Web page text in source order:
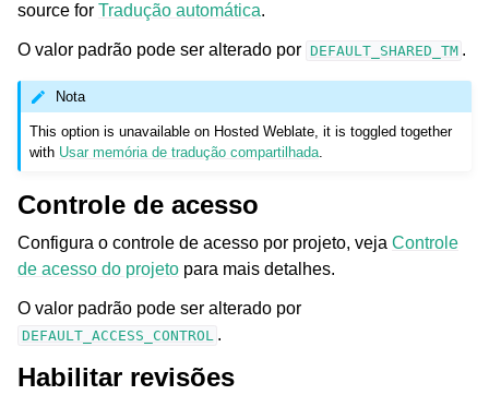
source for Tradução automática.
O valor padrão pode ser alterado por DEFAULT_SHARED_TM .
Nota
This option is unavailable on Hosted Weblate, it is toggled together
with Usar memória de tradução compartilhada
Controle de acesso
Configura o controle de acesso por projeto, veja Controle
de acesso do projeto para mais detalhes.
O valor padrão pode ser alterado por
DEFAULT_ACCESS_CONTROL .
Habilitar revisões